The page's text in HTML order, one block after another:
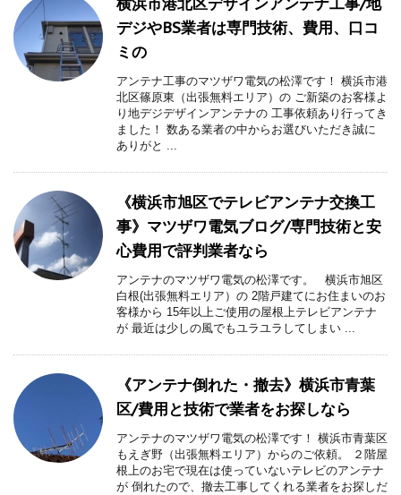
デジやBS業者は専門技術、費用、口コ
ミの
アンテナ工事のマツザワ電気の松澤です！ 横浜市港
北区篠原東（出張無料エリア）の ご新築のお客様よ
り地デジデザインアンテナの 工事依頼あり行ってき
ました！ 数ある業者の中からお選びいただき誠に
ありがと ...
《横浜市旭区でテレビアンテナ交換工
事》マツザワ電気ブログ/専門技術と安
心費用で評判業者なら
アンテナのマツザワ電気の松澤です。 横浜市旭区
白根(出張無料エリア）の 2階戸建てにお住まいのお
客様から 15年以上ご使用の屋根上テレビアンテナ
が 最近は少しの風でもユラユラしてしまい ...
《アンテナ倒れた・撤去》横浜市青葉
区/費用と技術で業者をお探しなら
アンテナのマツザワ電気の松澤です！ 横浜市青葉区
もえぎ野（出張無料エリア）からのご依頼。 ２階屋
根上のお宅で現在は使っていないテレビのアンテナ
が 倒れたので、撤去工事してくれる業者をお探しだ